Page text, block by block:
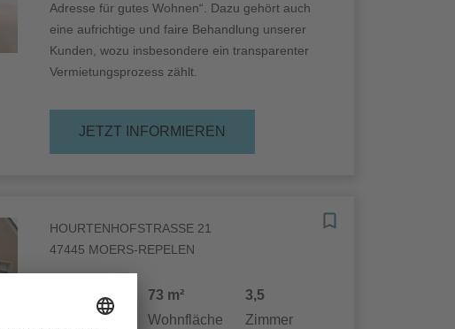
Adresse für gutes Wohnen“. Dazu gehört auch
eine aufrichtige und faire Behandlung unserer
Kunden, wozu insbesondere ein transparenter
Vermietungsprozess zählt.
JETZT INFORMIEREN
HOURTENHOFSTRASSE 21
47445 MOERS-REPELEN
Kaltmiete
415,19 €
Wohnfläche
73 m²
Zimmer
3,5